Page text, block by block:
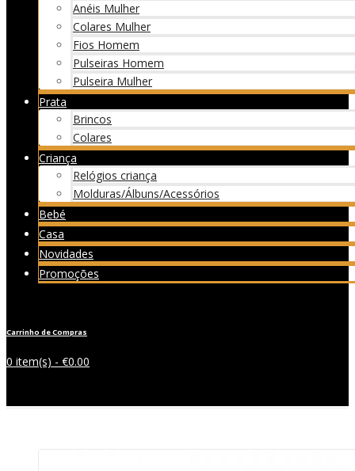
Anéis Mulher
Colares Mulher
Fios Homem
Pulseiras Homem
Pulseira Mulher
Prata
Brincos
Colares
Criança
Relógios criança
Molduras/Álbuns/Acessórios
Bebé
Casa
Novidades
Promoções
Carrinho de Compras
0 item(s) - €0.00